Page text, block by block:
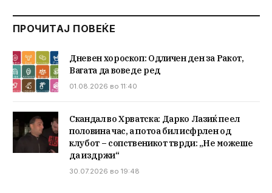
ПРОЧИТАЈ ПОВЕЌЕ
Дневен хороскоп: Одличен ден за Ракот,
Вагата да воведе ред
01.08.2026 во 11:40
Скандал во Хрватска: Дарко Лазиќ пеел
половина час, а потоа бил исфрлен од
клубот – сопственикот тврди: „Не можеше
да издржи“
30.07.2026 во 19:48